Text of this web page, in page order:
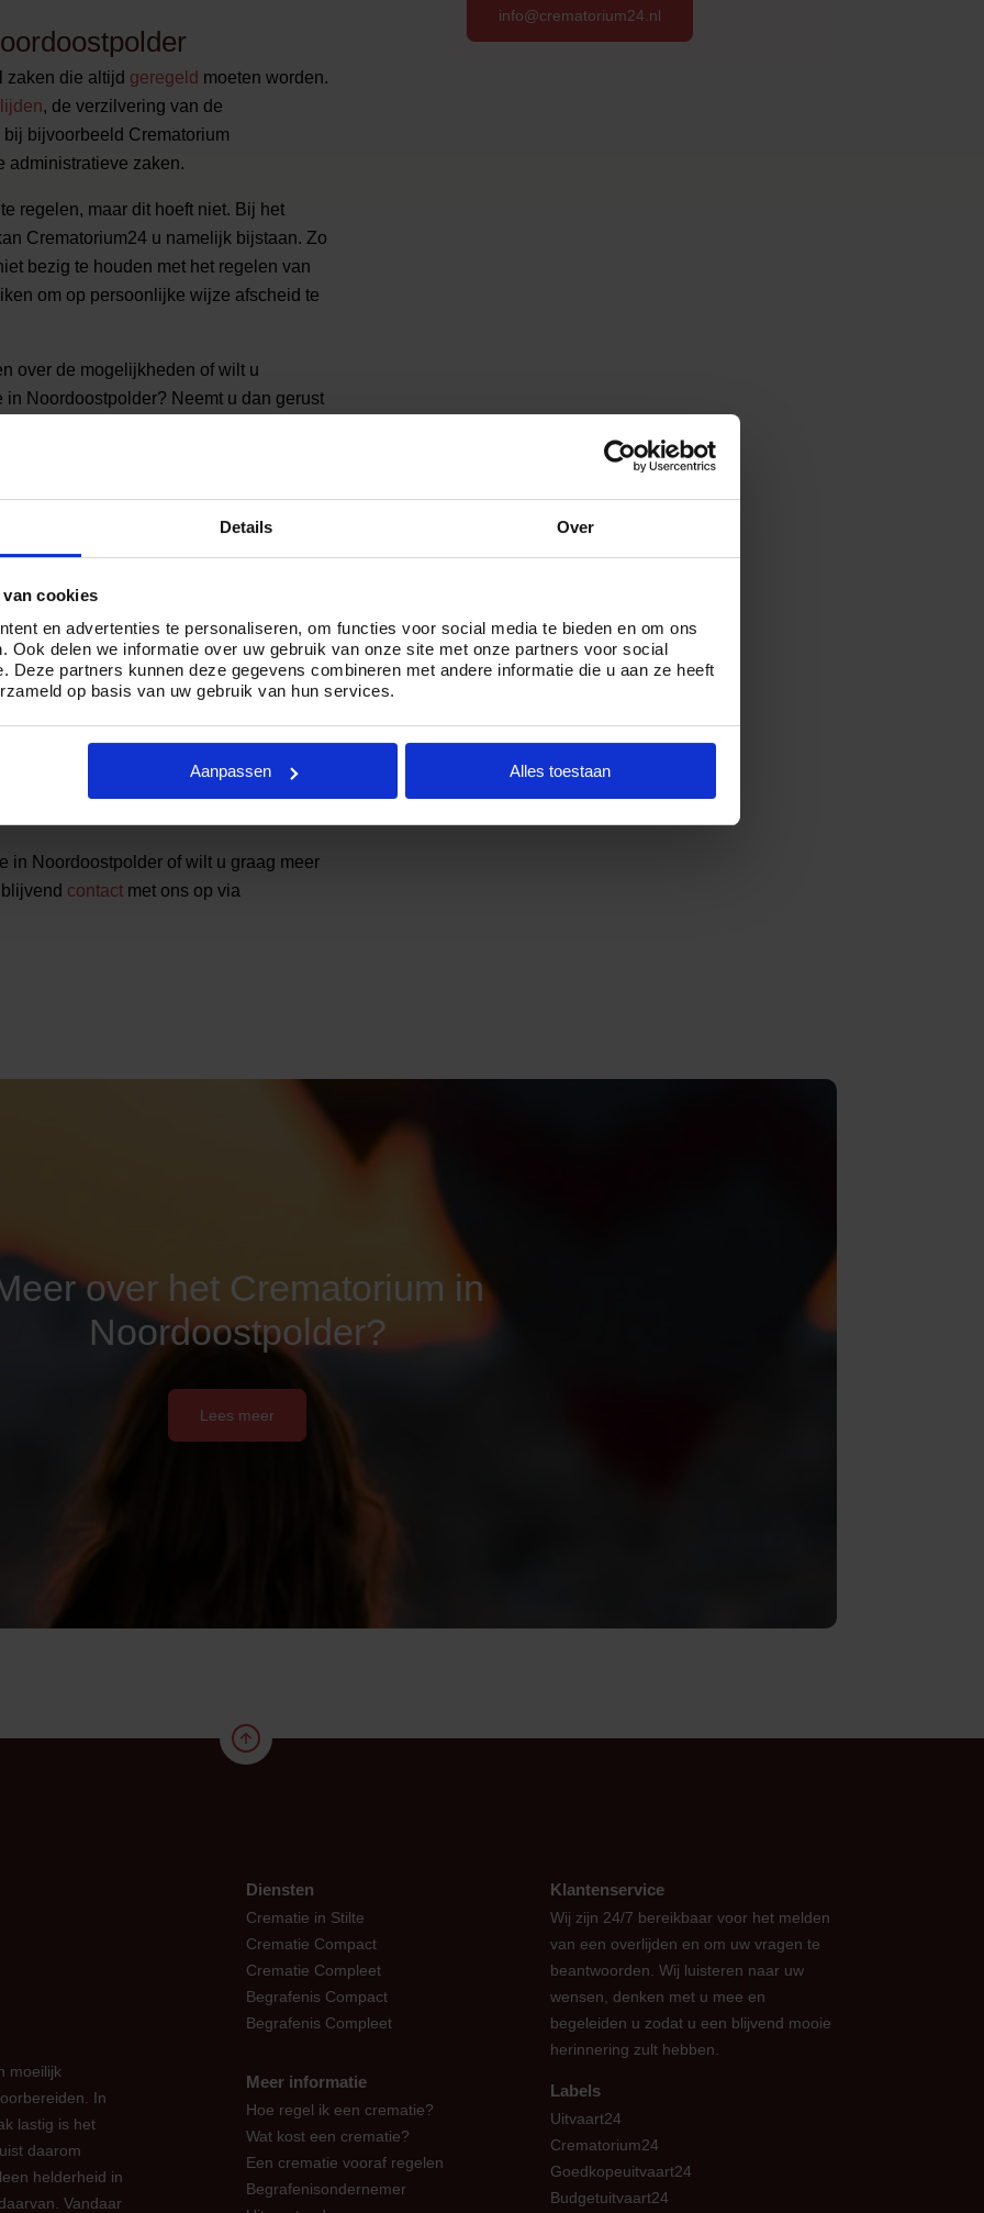
Details Over
cookies
en advertenties te personaliseren, om functies voor social media te bieden en om ons
Ook delen we informatie over uw gebruik van onze site met onze partners voor social
Deze partners kunnen deze gegevens combineren met andere informatie die u aan ze heeft
op basis van uw gebruik van hun services.
Aanpassen Alles toestaan
zaken die altijd geregeld moeten worden.
, de verzilvering van de
bijvoorbeeld Crematorium
administratieve zaken.
regelen, maar dit hoeft niet. Bij het
Crematorium24 u namelijk bijstaan. Zo
bezig te houden met het regelen van
om op persoonlijke wijze afscheid te
over de mogelijkheden of wilt u
Noordoostpolder? Neemt u dan gerust
op telefoonnummer
tussen de € 2.499,- en € 5.799,-. Hierbij
zaken rondom het afscheid zelf?
uitgebreide crematie met
ontzorging door één van onze
uit drie pakketten,Crematie Essentie
en kiest voor een ingetogen of
is er voor u. Want wij zijn ervan
afscheid verdient.
in Noordoostpolder of wilt u graag meer
contact met ons op via
info@crematorium24.nl
over het Crematorium in
Noordoostpolder?
Lees meer
moeilijk
In
lastig is het
daarom
helderheid in
Vandaar
Diensten
Crematie in Stilte
Crematie Compact
Crematie Compleet
Begrafenis Compact
Begrafenis Compleet
Meer informatie
Hoe regel ik een crematie?
Wat kost een crematie?
Een crematie vooraf regelen
Begrafenisondernemer
Klantenservice
Wij zijn 24/7 bereikbaar voor het melden
van een overlijden en om uw vragen te
beantwoorden. Wij luisteren naar uw
wensen, denken met u mee en
begeleiden u zodat u een blijvend mooie
herinnering zult hebben.
Labels
Uitvaart24
Crematorium24
Goedkopeuitvaart24
Budgetuitvaart24